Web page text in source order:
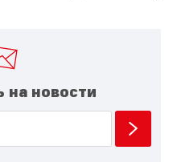
на новости